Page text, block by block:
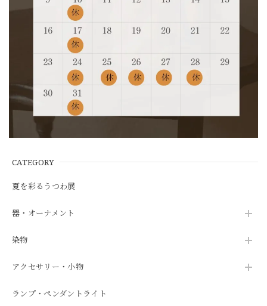
CATEGORY
夏を彩るうつわ展
器・オーナメント
染物
アクセサリー・小物
ランプ・ペンダントライト